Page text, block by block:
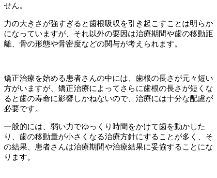
せん。
力の大きさが強すぎると歯根吸収を引き起こすことは明らか
になっていますが、それ以外の要因は治療期間や歯の移動距
離、骨の形態や骨密度などの関与が考えられます。
矯正治療を始める患者さんの中には、歯根の長さが元々短い
方がいますが、矯正治療によってさらに歯根の長さが短くな
ると歯の寿命に影響しかねないので、治療には十分な配慮が
必要です。
一般的には、弱い力でゆっくり時間をかけて歯を動かした
り、歯の移動量が小さくなる治療方針にすることが多く、そ
の結果、患者さんは治療期間や治療結果に妥協することにな
ります。